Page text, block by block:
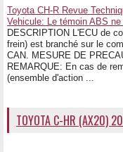
Toyota CH-R Revue
Vehicule: Le témoin ABS
DESCRIPTION L'ECU de
frein) est branché sur le
CAN. MESURE DE
REMARQUE: En cas de
(ensemble d'action ...
TOYOTA C-HR (AX20)